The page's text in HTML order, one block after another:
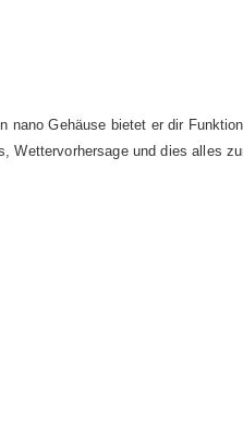
Gehäuse bietet er dir
Wettervorhersage und dies alles